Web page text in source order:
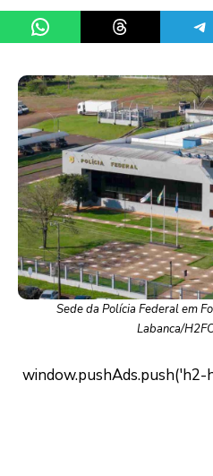
Share on WhatsAppShare on Threads
Sede da Polícia Federal em
Labanca/